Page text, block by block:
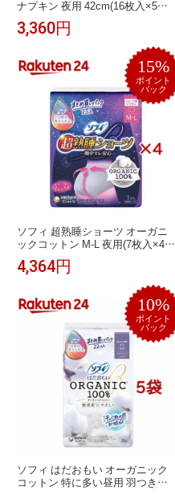
ナプキン 夜用 42cm(16枚入×5セ
ット)【ソフィ超熟睡ガード】
3,360円
15%
ポイント
バック
ソフィ 超熟睡ショーツ オーガニ
ックコットン M-L 夜用(7枚入×4セ
ット)【ソフィ超熟睡ガードショー
ツ】
4,364円
10%
ポイント
バック
ソフィ はだおもい オーガニック
コットン 特に多い昼用 羽つき